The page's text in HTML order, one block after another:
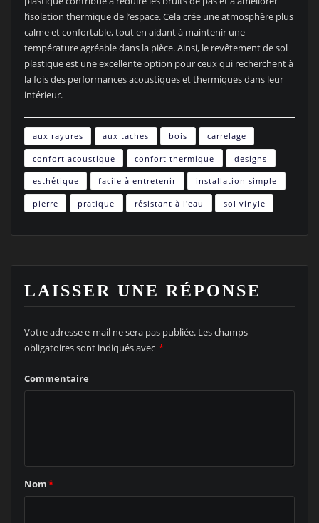
l’isolation thermique de l’espace. Cela crée une atmosphère plus
calme et confortable, tout en aidant à maintenir une
température agréable dans la pièce. Ainsi, le revêtement de sol
plastique est une excellente option pour ceux qui recherchent à
la fois des performances acoustiques et thermiques dans leur
intérieur.
aux rayures aux taches bois carrelage
confort acoustique confort thermique designs
esthétique facile à entretenir installation simple
pierre pratique résistant à l'eau sol vinyle
LAISSER UNE RÉPONSE
Votre adresse e-mail ne sera pas publiée. Les champs
obligatoires sont indiqués avec *
Commentaire
Nom*